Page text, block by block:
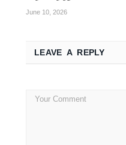
June 10, 2026
LEAVE A REPLY